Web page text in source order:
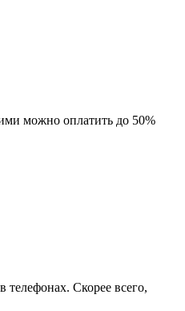
можно оплатить до 50%
телефонах. Скорее всего,